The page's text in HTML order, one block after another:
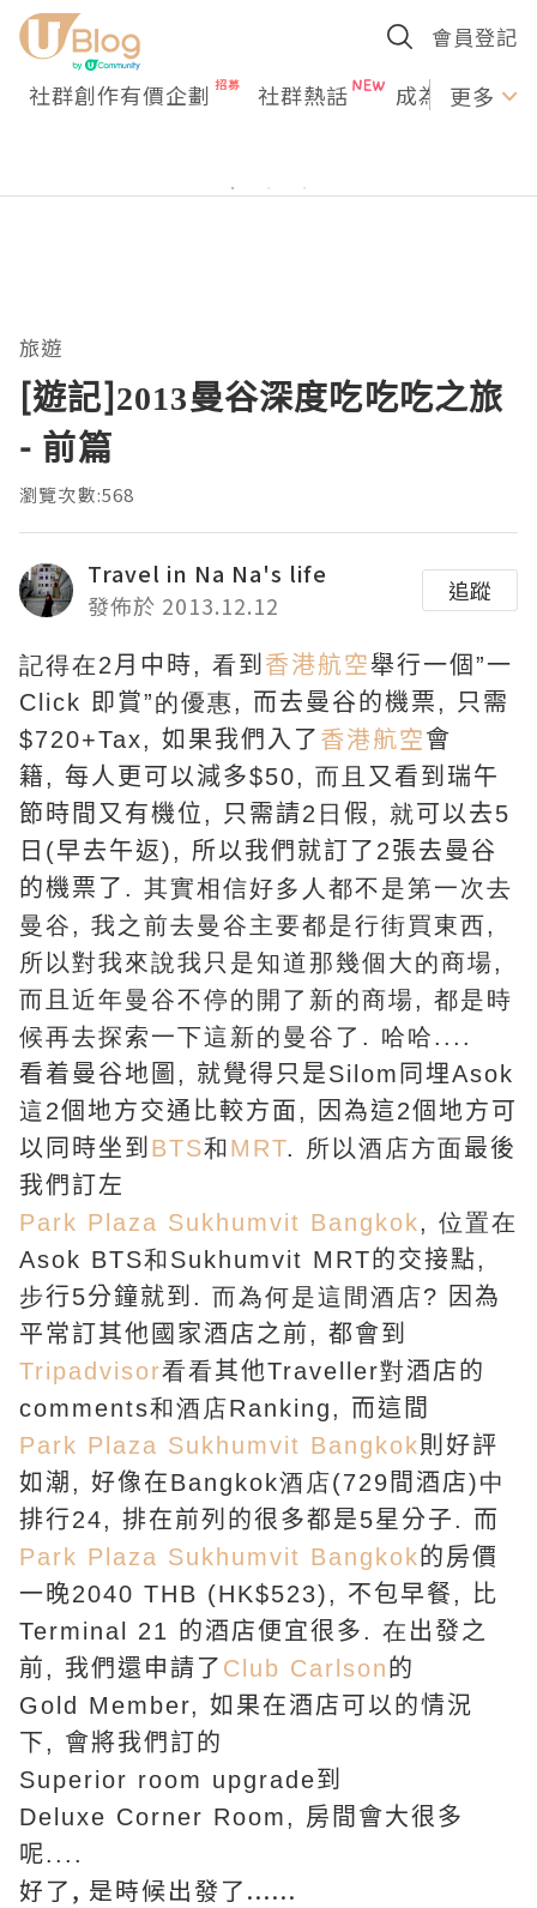
會員登記
社群創作有價企劃 社群熱話 成為U更多
旅遊
[遊記]2013曼谷深度吃吃吃之旅
- 前篇
瀏覽次數:568
Travel in Na Na's life
發佈於 2013.12.12
追蹤
記得在2 月中時, 看到 香港航空舉行一個 ”一
C lick 即賞”的優惠, 而去曼谷的機票,
只需
$720+Tax, 如果我們入了 香港航空會
籍, 每人更可以減多$50, 而且 又看到瑞午
節時間又有機位, 只需請2日 假, 就可以去5
日 (早去午返), 所以我們就訂了 2張去曼谷
的機票了 . 其實相信好多人都不是第一次去
曼谷, 我之前去曼谷主要都是行街買東西,
所以對我來說我只是知道那幾個大的商場,
而且近年曼谷不停的開了新的商場, 都是時
候再去探索一下這新的曼谷了. 哈哈....
看着曼谷地圖 , 就覺得只是Silom 同埋Asok
這 2個地方交通比較方面 , 因為這2個地方可
以同時坐到 BTS和 MRT. 所以酒店方面最後
我們訂左
Park P laza Sukhumvit Bangkok, 位置在
Asok BTS和 Sukhumvit MRT的交接點,
步行5分鐘就到 . 而為何是這間酒店?
因為
平常訂其他國家酒店之前, 都會到
Tripadvisor看看其他Traveller對酒店的
comments和酒店Ranking, 而這間
Park P laza Sukhumvit Bangkok則好評
如潮 , 好像在Bangkok酒店(729 間酒店)中
排行24, 排在前列的很多都是5星分子. 而
Park P laza Sukhumvit Bangkok的房價
一晚2040 THB (HK$523), 不包早餐, 比
Terminal 21 的酒店便宜很多. 在 出發之
前, 我們還申請了 C lub Carlson的
Gold Member, 如果在酒店可以的情況
下, 會將我們訂的
Superior room upgrade到
Deluxe Corner Room, 房間會大很多
呢... .
好了, 是時候出發了......